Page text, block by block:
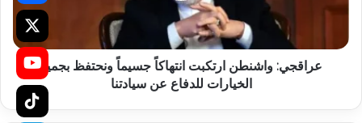
عراقجي: واشنطن ارتكبت انتهاكاً جسيماً ونحتفظ بجميع
الخيارات للدفاع عن سيادتنا